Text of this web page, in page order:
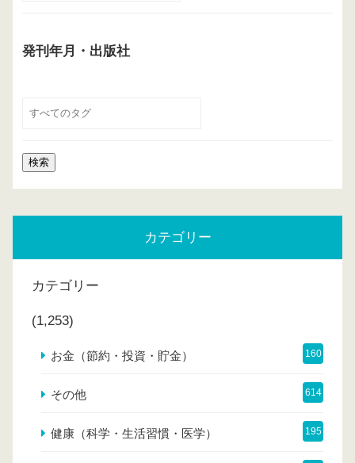
発刊年月・出版社
カテゴリー
カテゴリー
(1,253)
お金（節約・投資・貯金） 160
その他 614
健康（科学・生活習慣・医学） 195